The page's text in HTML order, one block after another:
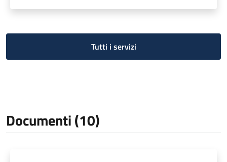
Tutti i servizi
Documenti (10)